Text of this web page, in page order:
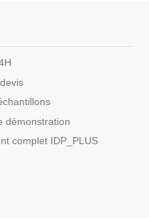
démonstration
complet IDP_PLUS